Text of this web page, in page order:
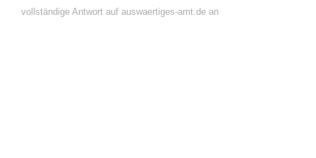
vollständige Antwort auf auswaertiges-amt.de an